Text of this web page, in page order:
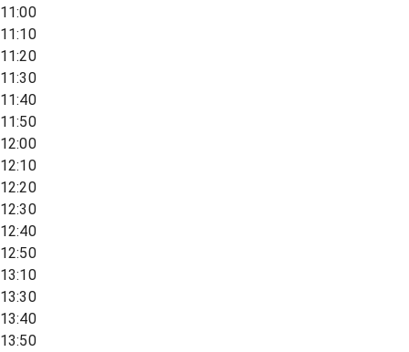
11:00
11:10
11:20
11:30
11:40
11:50
12:00
12:10
12:20
12:30
12:40
12:50
13:10
13:30
13:40
13:50